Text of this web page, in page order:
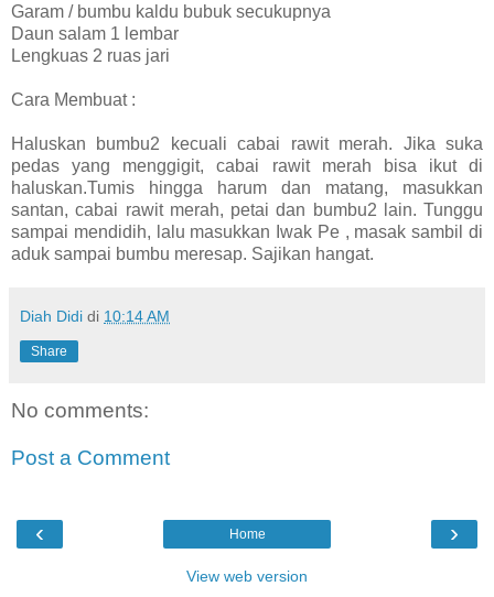
Garam / bumbu kaldu bubuk secukupnya
Daun salam 1 lembar
Lengkuas 2 ruas jari
Cara Membuat :
Haluskan bumbu2 kecuali cabai rawit merah. Jika suka
pedas yang menggigit, cabai rawit merah bisa ikut di
haluskan.Tumis hingga harum dan matang, masukkan
santan, cabai rawit merah, petai dan bumbu2 lain. Tunggu
sampai mendidih, lalu masukkan Iwak Pe , masak sambil di
aduk sampai bumbu meresap. Sajikan hangat.
Diah Didi di 10:14 AM
Share
No comments:
Post a Comment
‹ ›
Home
View web version